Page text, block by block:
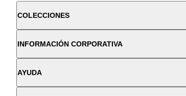
COLECCIONES
INFORMACIÓN CORPORATIVA
AYUDA